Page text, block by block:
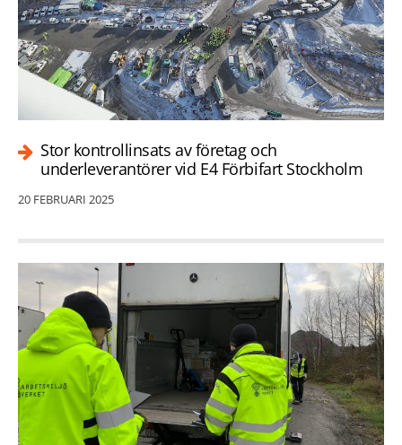
Stor kontrollinsats av företag och
underleverantörer vid E4 Förbifart Stockholm
20 FEBRUARI 2025